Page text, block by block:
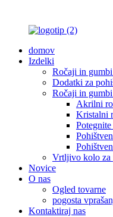
domov
Izdelki
Ročaji in
Dodatki za
Ročaji in
Akrilni
Kristalni
Vrtljivo kolo za
Novice
O nas
Ogled tovarne
pogosta
Kontaktiraj nas